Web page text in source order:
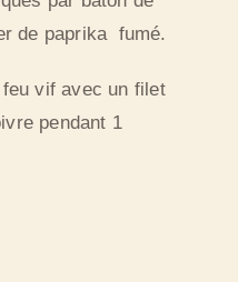
de paprika fumé.
vif avec un filet
pendant 1